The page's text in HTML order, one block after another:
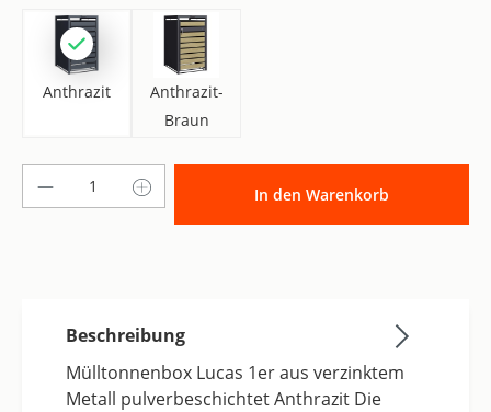
Anthrazit
Anthrazit
Anthrazit-
Braun
Anthrazit-Braun
Produkt Anzahl: Gib den gewünschten
In den Warenkorb
Beschreibung
Mülltonnenbox Lucas 1er aus verzinktem
Metall pulverbeschichtet Anthrazit Die